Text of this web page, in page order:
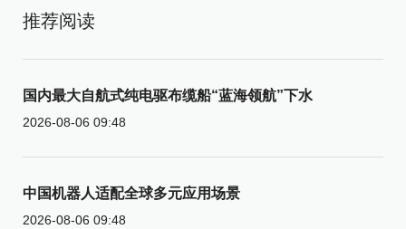
推荐阅读
国内最大自航式纯电驱布缆船“蓝海领航”下水
2026-08-06 09:48
中国机器人适配全球多元应用场景
2026-08-06 09:48